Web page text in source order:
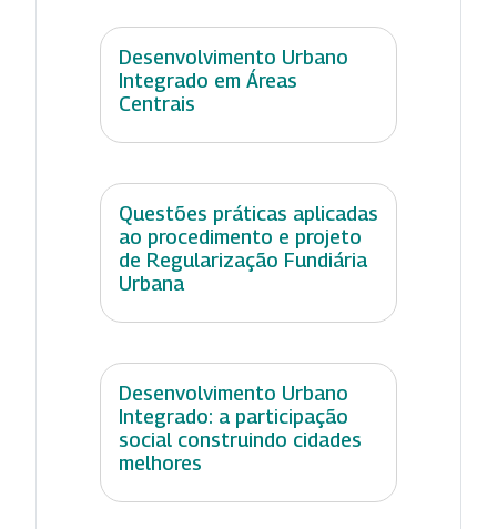
Desenvolvimento Urbano
Integrado em Áreas
Centrais
Questões práticas aplicadas
ao procedimento e projeto
de Regularização Fundiária
Urbana
Desenvolvimento Urbano
Integrado: a participação
social construindo cidades
melhores